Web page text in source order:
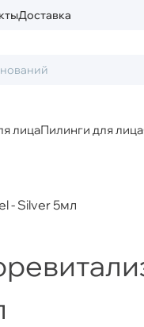
Доставка
лицаПилинги для лица
- Silver 5мл